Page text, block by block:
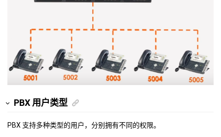
PBX 用户类型
PBX 支持多种类型的用户，分别拥有不同的权限。